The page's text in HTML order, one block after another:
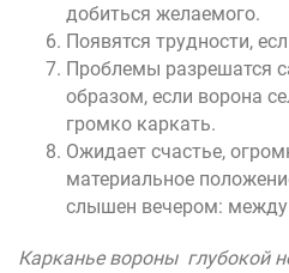
добиться желаемого.
Появятся трудности,
Проблемы разрешатся
образом, если ворона
громко каркать.
Ожидает счастье,
материальное
слышен вечером:
Карканье вороны глубокой